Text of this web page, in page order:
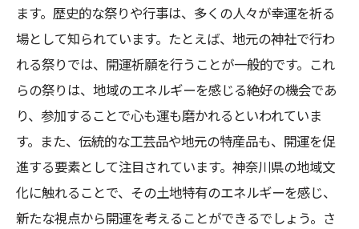
開運の花束と巡る神社の旅
花を持って訪れたい開運寺院
地元の祭りで開運気分を味わう
自然の中で開運の花を楽しむ
開運スポットでの新たな発見
神奈川県での開運の旅を締めくくる方法
開運の花束を記念に持ち帰る
開運の旅で得た気付きを共有する
ます。歴史的な祭りや行事は、多くの人々が幸運を祈る
場として知られています。たとえば、地元の神社で行わ
れる祭りでは、開運祈願を行うことが一般的です。これ
らの祭りは、地域のエネルギーを感じる絶好の機会であ
り、参加することで心も運も磨かれるといわれていま
す。また、伝統的な工芸品や地元の特産品も、開運を促
進する要素として注目されています。神奈川県の地域文
化に触れることで、その土地特有のエネルギーを感じ、
新たな視点から開運を考えることができるでしょう。さ